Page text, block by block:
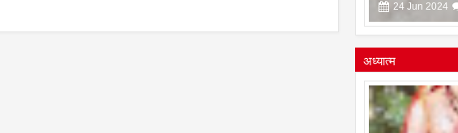
24 Jun 2024
अध्यात्म